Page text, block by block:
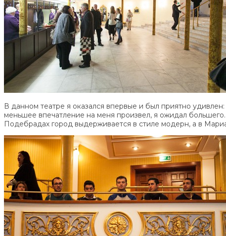
В данном театре я оказался впервые и был приятно
меньшее впечатление на меня произвел, я ожидал
Подебрадах город выдерживается в стиле модерн, а в